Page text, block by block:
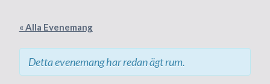
« Alla Evenemang
Detta evenemang har redan ägt rum.